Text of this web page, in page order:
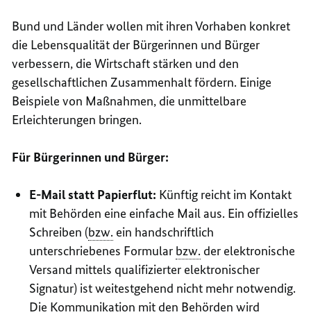
Bund und Länder wollen mit ihren Vorhaben konkret
die Lebensqualität der Bürgerinnen und Bürger
verbessern, die Wirtschaft stärken und den
gesellschaftlichen Zusammenhalt fördern. Einige
Beispiele von Maßnahmen, die unmittelbare
Erleichterungen bringen.
Für Bürgerinnen und Bürger:
E-Mail statt Papierflut: Künftig reicht im Kontakt
mit Behörden eine einfache Mail aus. Ein offizielles
Schreiben (bzw. ein handschriftlich
unterschriebenes Formular bzw. der elektronische
Versand mittels qualifizierter elektronischer
Signatur) ist weitestgehend nicht mehr notwendig.
Die Kommunikation mit den Behörden wird